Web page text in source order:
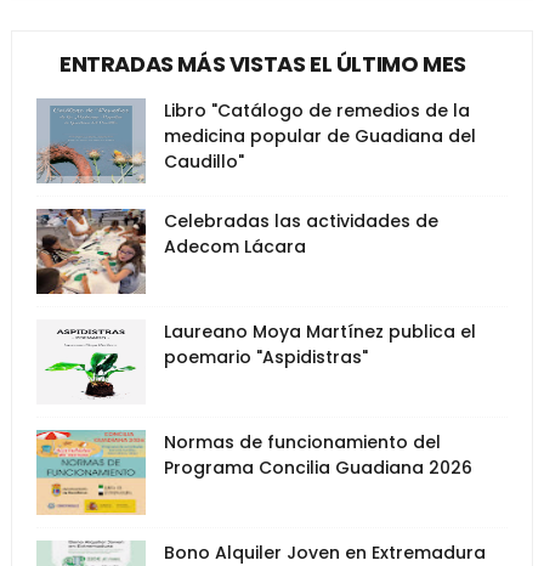
ENTRADAS MÁS VISTAS EL ÚLTIMO MES
Libro "Catálogo de remedios de la
medicina popular de Guadiana del
Caudillo"
Celebradas las actividades de
Adecom Lácara
Laureano Moya Martínez publica el
poemario "Aspidistras"
Normas de funcionamiento del
Programa Concilia Guadiana 2026
Bono Alquiler Joven en Extremadura